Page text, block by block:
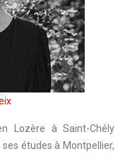
Lozère à Saint-Chély
études à Montpellier,